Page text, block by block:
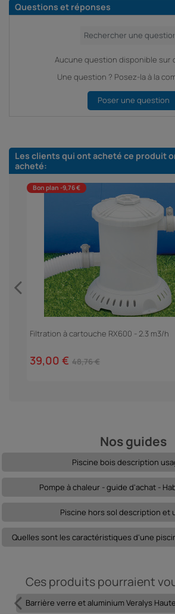
Questions et réponses
Aucune question disponible sur
Une question ? Posez-la à la
Poser une question
Les clients qui ont acheté ce produit
acheté:
Bon plan -9,76 €
Filtration à cartouche RX600 - 2.3 m3/h
39,00 € 48,76 €
Nos guides
Piscine bois description
Pompe à chaleur - guide d'achat -
Piscine hors sol description et
Quelles sont les caractéristiques d'une
Ces produits pourraient
Barrière verre et aluminium Veralys